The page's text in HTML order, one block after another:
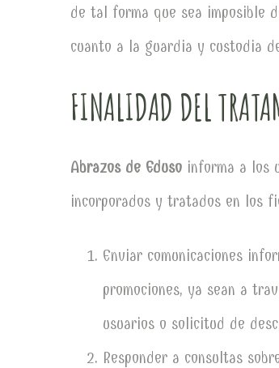
de tal forma que sea imposible
cuanto a la guardia y custodia
FINALIDAD DEL
Abrazos de Eduso informa a los
incorporados y tratados en los
Enviar comunicaciones
promociones, ya sean a
usuarios o solicitud de
Responder a consultas